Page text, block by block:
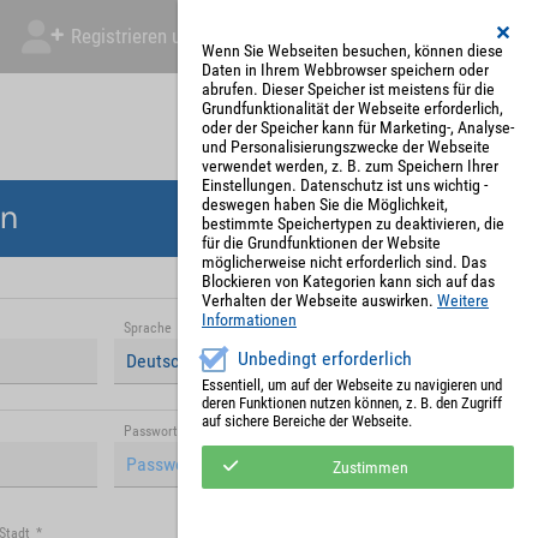
Registrieren und Angebot abgeben Mein Account
Sprache
Deutsch (Deutschland)
Passwort (Wiederholung) *
Stadt *
Wenn Sie Webseiten besuchen, können diese
Daten in Ihrem Webbrowser speichern oder
abrufen. Dieser Speicher ist meistens für die
Grundfunktionalität der Webseite erforderlich,
oder der Speicher kann für Marketing-, Analyse-
und Personalisierungszwecke der Webseite
verwendet werden, z. B. zum Speichern Ihrer
Einstellungen. Datenschutz ist uns wichtig -
deswegen haben Sie die Möglichkeit,
bestimmte Speichertypen zu deaktivieren, die
für die Grundfunktionen der Website
möglicherweise nicht erforderlich sind. Das
Blockieren von Kategorien kann sich auf das
Verhalten der Webseite auswirken. Weitere
Informationen
Unbedingt erforderlich
Essentiell, um auf der Webseite zu navigieren und
deren Funktionen nutzen können, z. B. den Zugriff
auf sichere Bereiche der Webseite.
Zustimmen